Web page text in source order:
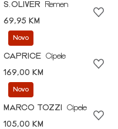
S.OLIVER
Remen
69,95 KM
Novo
CAPRICE Cipele
169,00 KM
Novo
MARCO TOZZI
Cipele
105,00 KM